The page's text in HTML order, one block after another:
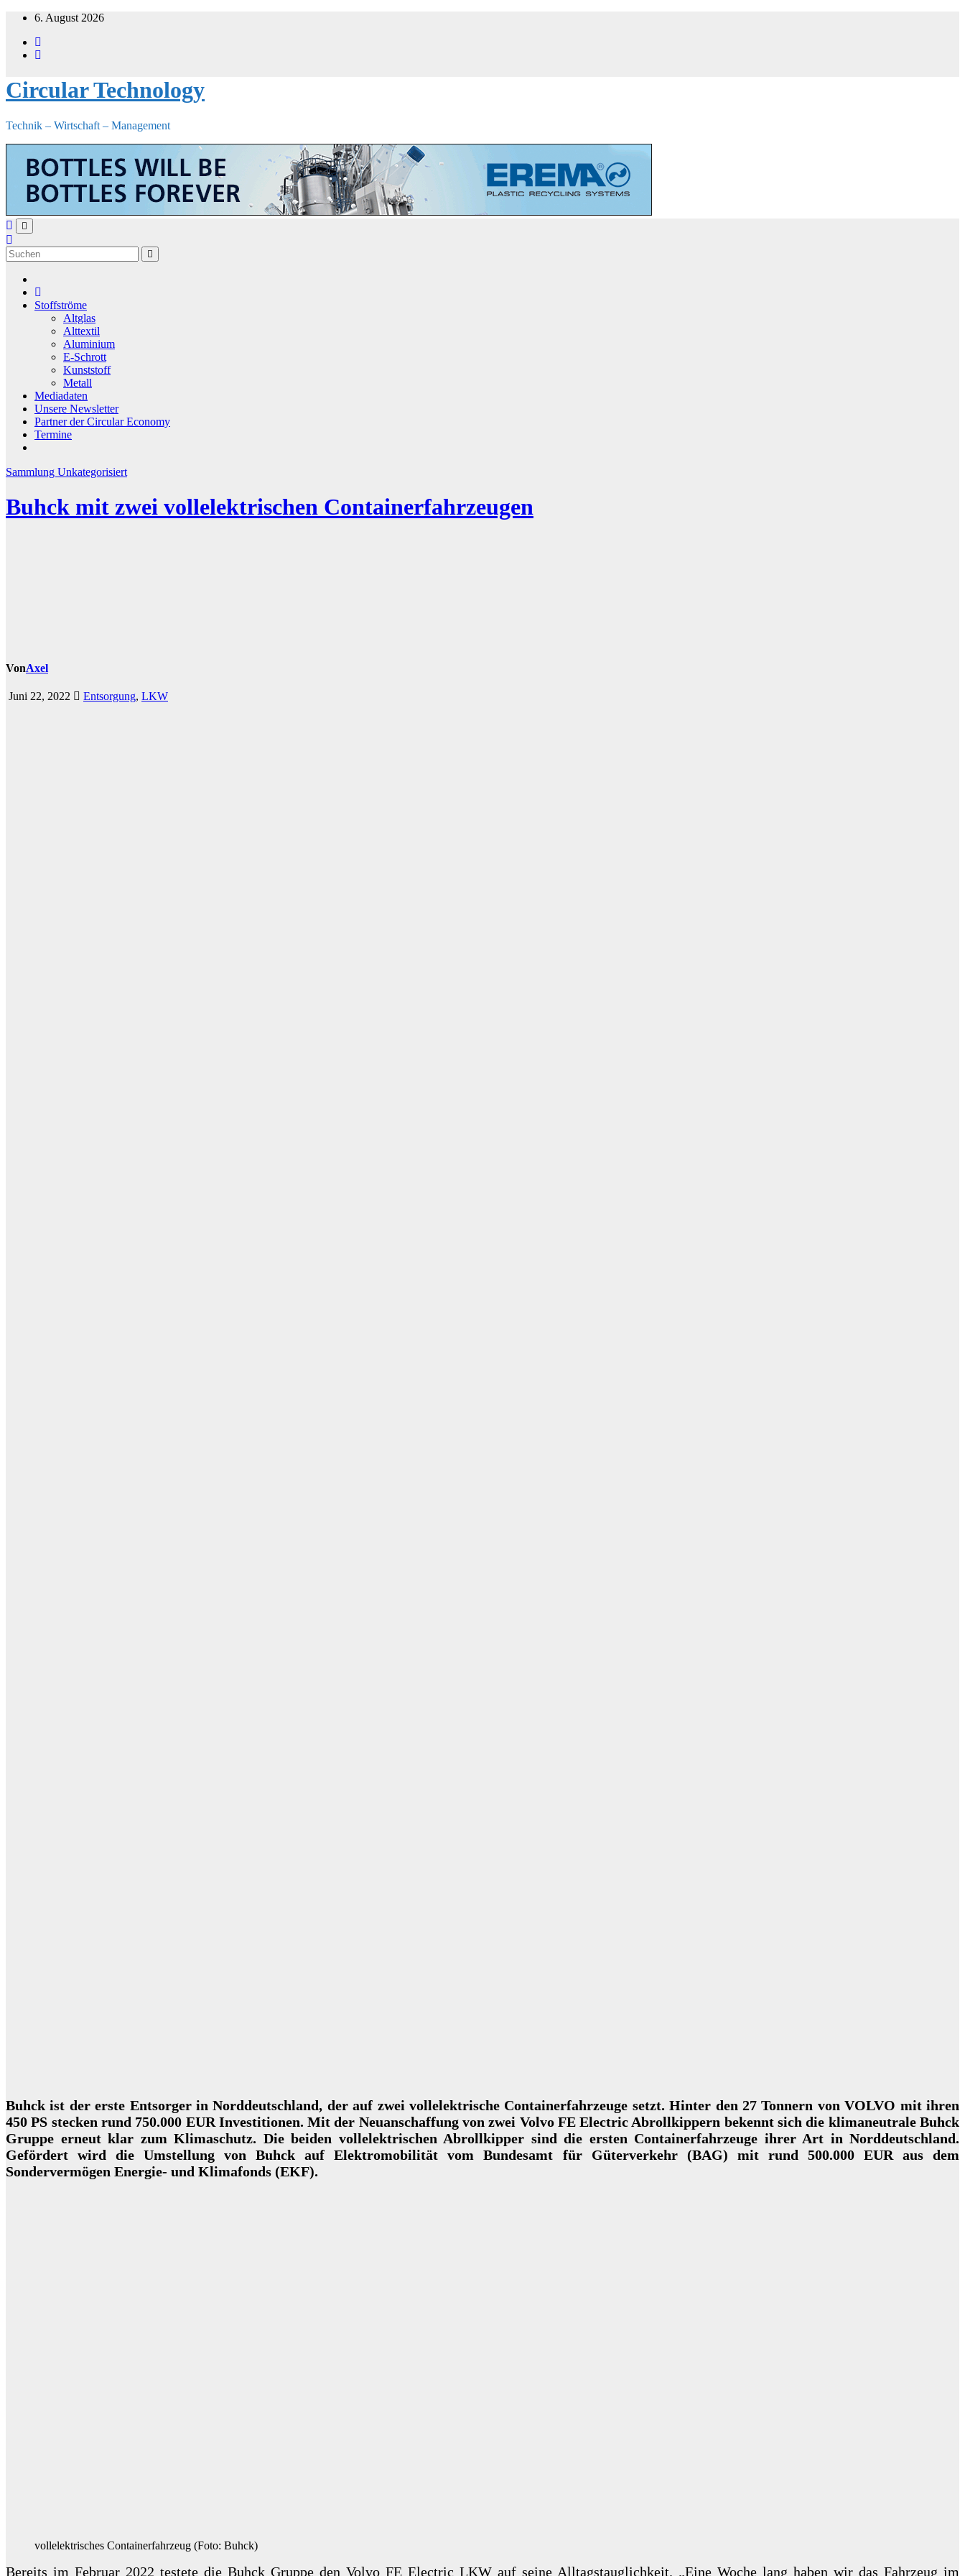
Zum
springen
6. August 2026
Circular Technology
Technik – Wirtschaft – Management
Stoffströme
Altglas
Alttextil
Aluminium
E-Schrott
Kunststoff
Metall
Mediadaten
Unsere Newsletter
Partner der Circular Economy
Termine
Sammlung Unkategorisiert
Buhck mit zwei vollelektrischen Containerfahrzeugen
VonAxel
Juni 22, 2022 Entsorgung, LKW
Buhck ist der erste Entsorger in Norddeutschland, der auf zwei vollelektrische Containerfahrzeuge setzt. Hinter den 27 Tonnern von VOLVO mit ihren
450 PS stecken rund 750.000 EUR Investitionen. Mit der Neuanschaffung von zwei Volvo FE Electric Abrollkippern bekennt sich die klimaneutrale Buhck
Gruppe erneut klar zum Klimaschutz. Die beiden vollelektrischen Abrollkipper sind die ersten Containerfahrzeuge ihrer Art in Norddeutschland.
Gefördert wird die Umstellung von Buhck auf Elektromobilität vom Bundesamt für Güterverkehr (BAG) mit rund 500.000 EUR aus dem
Sondervermögen Energie- und Klimafonds (EKF).
vollelektrisches Containerfahrzeug (Foto: Buhck)
Bereits im Februar 2022 testete die Buhck Gruppe den Volvo FE Electric LKW auf seine Alltagstauglichkeit. „Eine Woche lang haben wir das Fahrzeug im